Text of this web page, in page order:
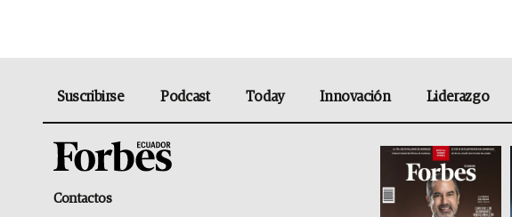
Suscribirse Podcast Today Innovación Liderazgo
Contactos